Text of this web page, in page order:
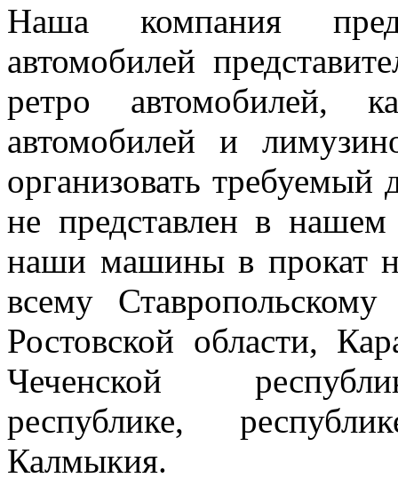
Наша компания
автомобилей
ретро автомобилей,
автомобилей и
организовать требуемый
не представлен в
наши машины в прокат
всему
Ростовской области,
Чеченской
республике,
Калмыкия.